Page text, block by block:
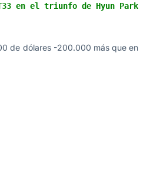
en el triunfo de Hyun Park
de dólares -200.000 más que en